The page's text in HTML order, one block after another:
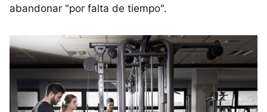
abandonar "por falta de tiempo".